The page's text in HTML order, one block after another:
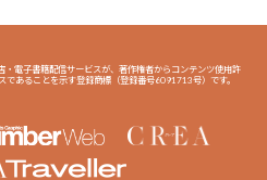
・電子書籍配信サービスが、著作権者からコンテンツ使用許
であることを示す登録商標（登録番号6091713号）です。